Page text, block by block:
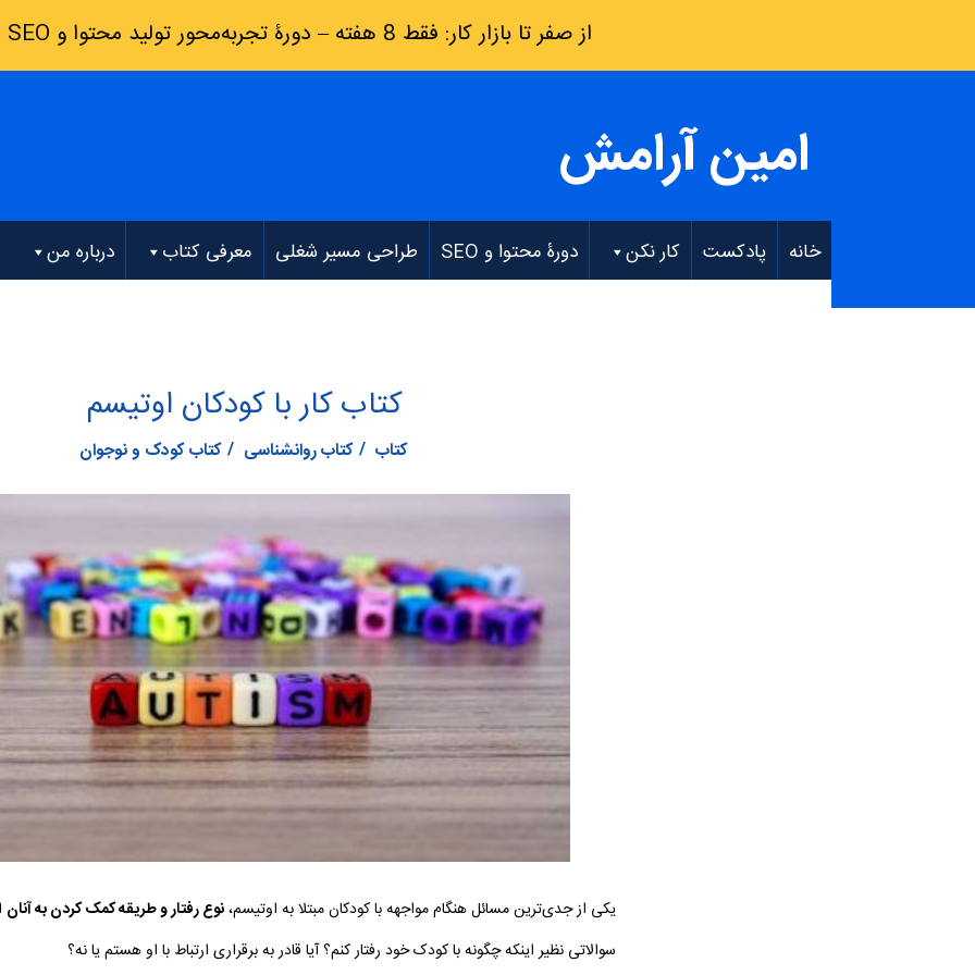
از صفر تا بازار کار: فقط 8 هفته – دورۀ تجربه‌محور تولید محتوا و SEO
امین آرامش
خانه پادکست کار نکن دورۀ محتوا و SEO طراحی مسیر شغلی معرفی کتاب درباره من
کتاب کار با کودکان اوتیسم
کتاب کتاب روانشناسی کتاب کودک و نوجوان
یکی از جدی‌ترین مسائل هنگام مواجهه با کودکان مبتلا به اوتیسم،نوع رفتار و طریقه کمک کردن به آنان
سوالاتی نظیر اینکه چگونه با کودک خود رفتار کنم؟ آیا قادر به برقراری ارتباط با او هستم یا نه؟